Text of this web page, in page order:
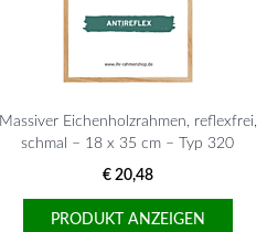
Massiver Eichenholzrahmen, reflexfrei,
schmal – 18 x 35 cm – Typ 320
€ 20,48
PRODUKT ANZEIGEN